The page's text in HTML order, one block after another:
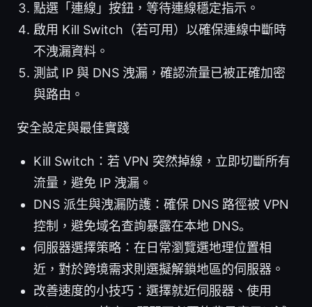
點選「連線」按鈕，等待連線穩定指示。
啟用 Kill Switch（若可用）以確保連線中斷時
不洩漏資料。
測試 IP 與 DNS 洩漏，確認流量已被正確加密
與路由。
安全設定與最佳實踐
Kill Switch：若 VPN 突然掉線，立即切斷所有
流量，避免 IP 洩漏。
DNS 派生與洩漏防護：確保 DNS 路徑被 VPN
控制，避免域名查詢暴露在本地 DNS。
伺服器選擇策略：在日常瀏覽選地理位置相
近，對於跨境需求則選擬解鎖地區的伺服器。
改善速度的小技巧：選擇就近伺服器、使用